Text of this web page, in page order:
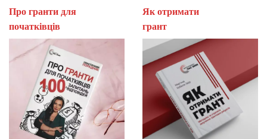
Про гранти для
початківців
Як отримати